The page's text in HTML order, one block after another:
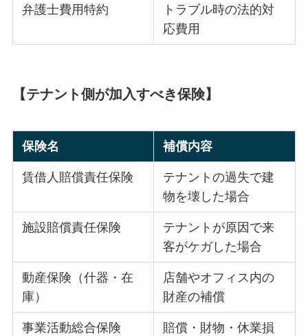
弁護士費用特約
トラブル時の法的対
応費用
【テナント側が加入すべき保険】
保険名 補償内容
賃借人賠償責任保険
テナントの過失で建
物を壊した場合
施設賠償責任保険
テナントが原因で来
客がケガした場合
動産保険（什器・在
庫）
店舗やオフィス内の
財産の補償
事業活動総合保険
賠償・財物・休業損